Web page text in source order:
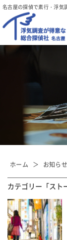
名古屋の探偵で素行・浮気
ホーム お知ら
カテゴリー「スト